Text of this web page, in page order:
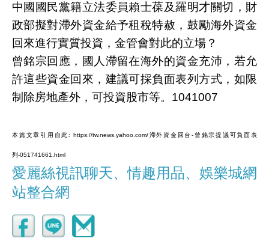
中國國民黨籍立法委員賴士葆及羅明才關切，財
政部擬對滯外資金給予租稅特赦，鼓勵海外資金
回來進行實質投資，金管會對此的立場？
曾銘宗回應，國人滯留在海外的資金充沛，若允
許這些資金回來，建議可採負面表列方式，如限
制除房地產外，可投資股市等。1041007
本篇文章引用自此: https://tw.news.yahoo.com/滯外資金回台-曾銘宗提議可負面表
列-051741661.html
愛麗絲視訊聊天、情趣用品、娛樂城網
站整合網